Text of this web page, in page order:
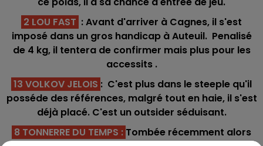
2 LOU FAST : Avant d'arriver à Cagnes, il s'est
imposé dans un gros handicap à Auteuil. Penalisé
de 4 kg, il tentera de confirmer mais plus pour les
accessits .
13 VOLKOV JELOIS : C'est plus dans le steeple qu'il
posséde des références, malgré tout en haie, il s'est
déjà placé. C'est un outsider séduisant.
8 TONNERRE DU TEMPS : Tombée récemment alors